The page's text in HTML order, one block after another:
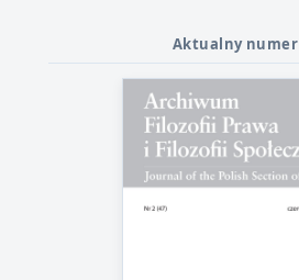
Aktualny numer